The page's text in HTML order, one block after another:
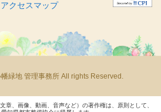
アクセスマップ
緑地 管理事務所 All rights Reserved.
章、画像、動画、音声など）の著作権は、原則として、